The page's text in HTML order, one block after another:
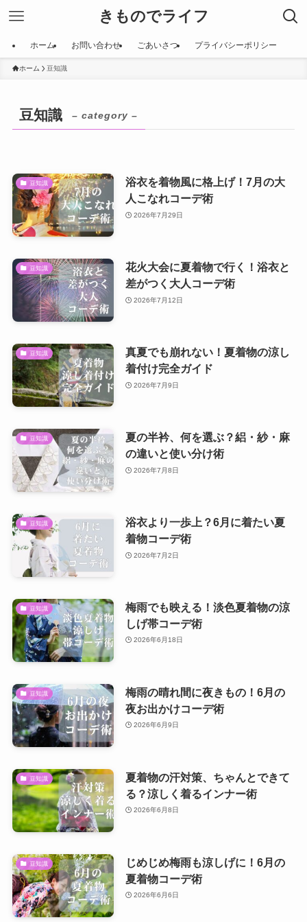
きものでライフ
ホーム お問い合わせ ごあいさつ プライバシーポリシー
ホーム 豆知識
豆知識 – category –
豆知識
浴衣を着物風に格上げ！7月の大
人こなれコーデ術
2026年7月29日
豆知識
花火大会に夏着物で行く！浴衣と
差がつく大人コーデ術
2026年7月12日
豆知識
真夏でも崩れない！夏着物の涼し
着付け完全ガイド
2026年7月9日
豆知識
夏の半衿、何を選ぶ？絽・紗・麻
の違いと使い分け術
2026年7月8日
豆知識
浴衣より一歩上？6月に着たい夏
着物コーデ術
2026年7月2日
豆知識
梅雨でも映える！淡色夏着物の涼
しげ帯コーデ術
2026年6月18日
豆知識
梅雨の晴れ間に夜きもの！6月の
夜お出かけコーデ術
2026年6月9日
豆知識
夏着物の汗対策、ちゃんとできて
る？涼しく着るインナー術
2026年6月8日
豆知識
じめじめ梅雨も涼しげに！6月の
夏着物コーデ術
2026年6月6日